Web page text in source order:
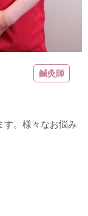
鍼灸師
す。様々なお悩み